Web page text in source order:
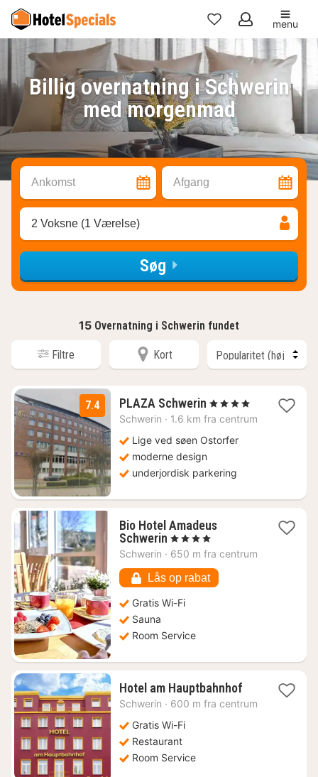
Mine
favoritter
menu
Billig overnatning i Schwerin
med morgenmad
Ankomst Afgang
2 Voksne (1 Værelse)
Søg
15 Overnatning i Schwerin fundet
Filtre Kort
7.4 PLAZA Schwerin 1
nat
856
, 4 Stjerner
Schwerin · 1.6 km fra centrum
Lige ved søen Ostorfer
moderne design
underjordisk parkering
Bio Hotel Amadeus
Schwerin 1
nat
857
kr.
, 4 Stjerner
Schwerin · 650 m fra centrum
Lås op rabat
Gratis Wi-Fi
Sauna
Room Service
Hotel am Hauptbahnhof1
nat
Schwerin · 600 m fra centrum
Gratis Wi-Fi
Restaurant
Room Service